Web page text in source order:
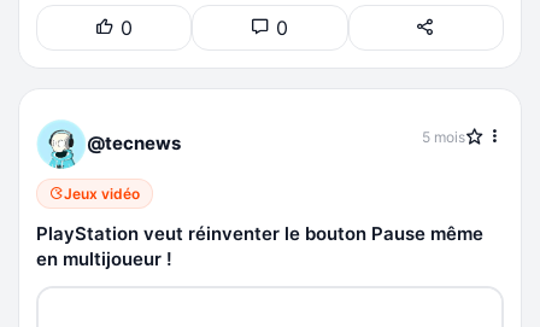
0 0
@tecnews 5 mois
Jeux vidéo
PlayStation veut réinventer le bouton Pause même
en multijoueur !